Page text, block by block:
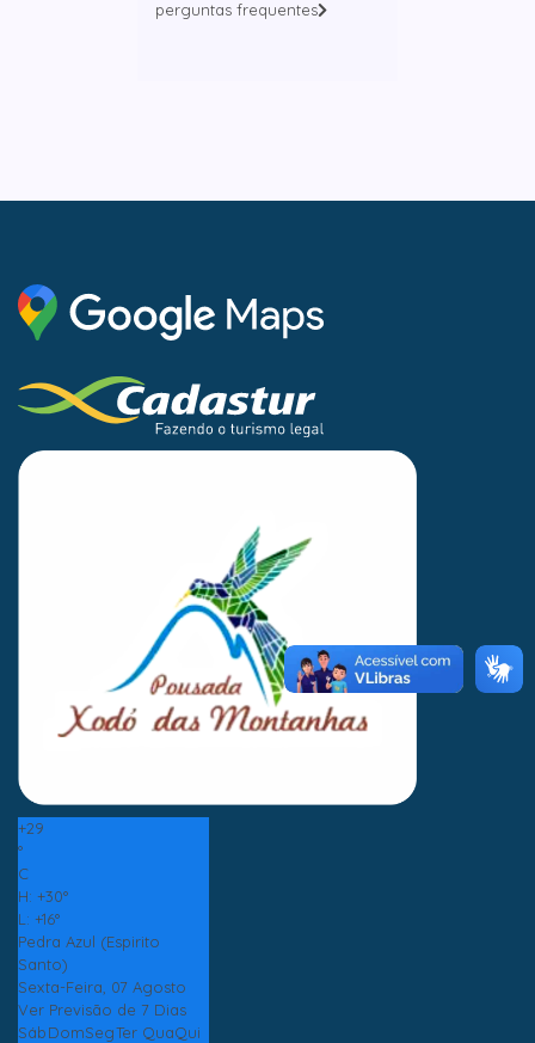
perguntas frequentes
+29
°
C
H: +30°
L: +16°
Pedra Azul (Espirito
Santo)
Sexta-Feira, 07 Agosto
Ver Previsão de 7 Dias
SábDomSegTer QuaQui